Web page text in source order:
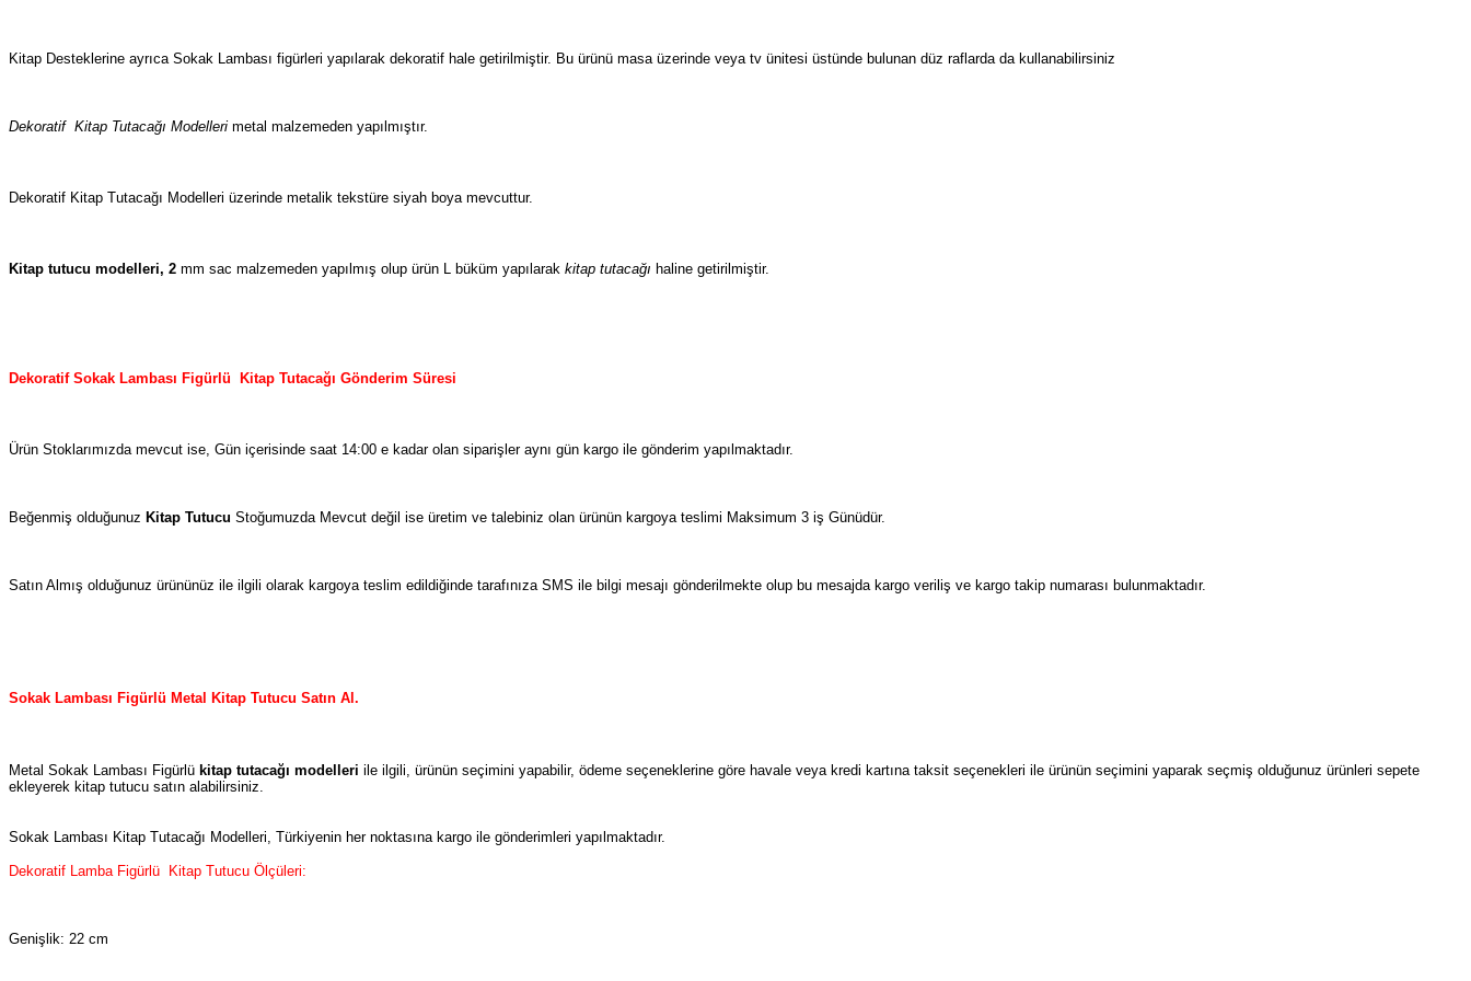
Kitap Desteklerine ayrıca Sokak Lambası figürleri yapılarak dekoratif hale getirilmiştir. Bu ürünü masa üzerinde veya tv ünitesi üstünde bulunan düz raflarda da kullanabilirsiniz
Dekoratif Kitap Tutacağı Modelleri metal malzemeden yapılmıştır.
Dekoratif Kitap Tutacağı Modelleri üzerinde metalik tekstüre siyah boya mevcuttur.
Kitap tutucu modelleri, 2 mm sac malzemeden yapılmış olup ürün L büküm yapılarak kitap tutacağı haline getirilmiştir.
Dekoratif Sokak Lambası Figürlü Kitap Tutacağı Gönderim Süresi
Ürün Stoklarımızda mevcut ise, Gün içerisinde saat 14:00 e kadar olan siparişler aynı gün kargo ile gönderim yapılmaktadır.
Beğenmiş olduğunuz Kitap Tutucu Stoğumuzda Mevcut değil ise üretim ve talebiniz olan ürünün kargoya teslimi Maksimum 3 iş Günüdür.
Satın Almış olduğunuz ürününüz ile ilgili olarak kargoya teslim edildiğinde tarafınıza SMS ile bilgi mesajı gönderilmekte olup bu mesajda kargo veriliş ve kargo takip numarası bulunmaktadır.
Sokak Lambası Figürlü Metal Kitap Tutucu Satın Al.
Metal Sokak Lambası Figürlü kitap tutacağı modelleri ile ilgili, ürünün seçimini yapabilir, ödeme seçeneklerine göre havale veya kredi kartına taksit seçenekleri ile ürünün seçimini yaparak seçmiş olduğunuz ürünleri sepete
ekleyerek kitap tutucu satın alabilirsiniz.
Sokak Lambası Kitap Tutacağı Modelleri, Türkiyenin her noktasına kargo ile gönderimleri yapılmaktadır.
Dekoratif Lamba Figürlü Kitap Tutucu Ölçüleri:
Genişlik: 22 cm